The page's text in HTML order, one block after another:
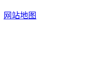
网站地图